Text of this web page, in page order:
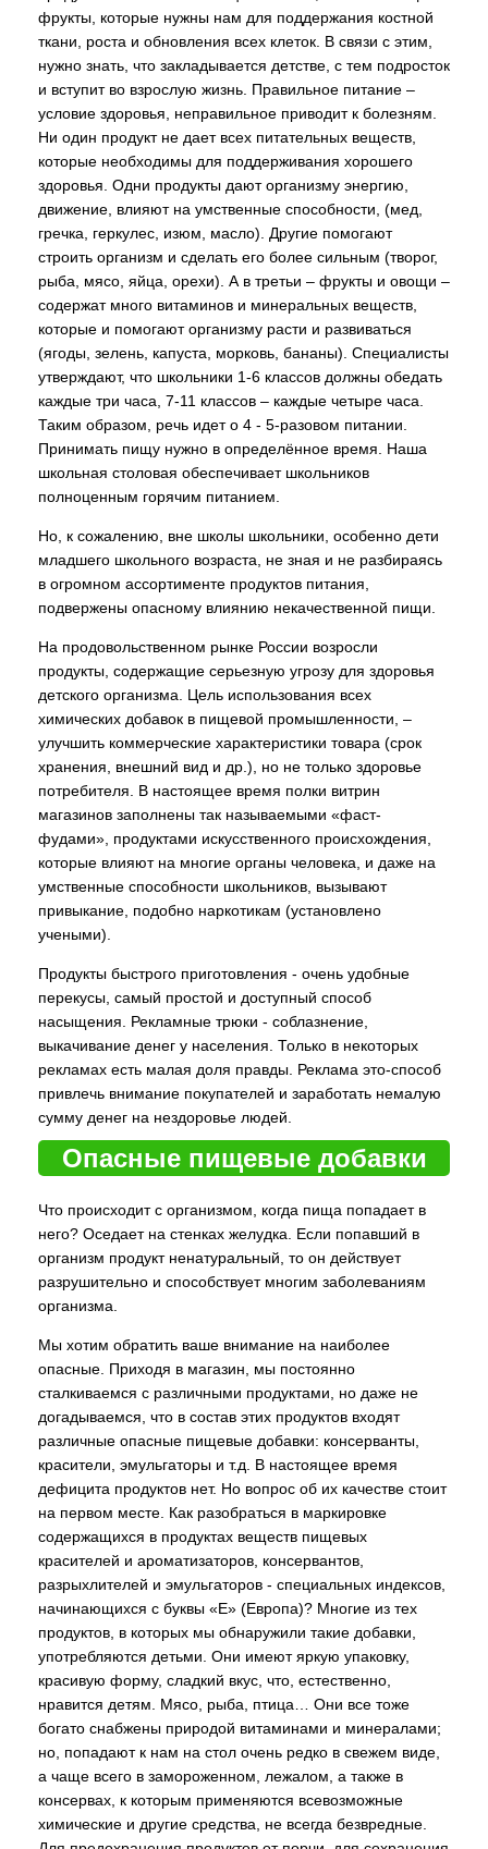
фрукты, которые нужны нам для поддержания костной
ткани, роста и обновления всех клеток. В связи с этим,
нужно знать, что закладывается детстве, с тем подросток
и вступит во взрослую жизнь. Правильное питание –
условие здоровья, неправильное приводит к болезням.
Ни один продукт не дает всех питательных веществ,
которые необходимы для поддерживания хорошего
здоровья. Одни продукты дают организму энергию,
движение, влияют на умственные способности, (мед,
гречка, геркулес, изюм, масло). Другие помогают
строить организм и сделать его более сильным (творог,
рыба, мясо, яйца, орехи). А в третьи – фрукты и овощи –
содержат много витаминов и минеральных веществ,
которые и помогают организму расти и развиваться
(ягоды, зелень, капуста, морковь, бананы). Специалисты
утверждают, что школьники 1-6 классов должны обедать
каждые три часа, 7-11 классов – каждые четыре часа.
Таким образом, речь идет о 4 - 5-разовом питании.
Принимать пищу нужно в определённое время. Наша
школьная столовая обеспечивает школьников
полноценным горячим питанием.
Но, к сожалению, вне школы школьники, особенно дети
младшего школьного возраста, не зная и не разбираясь
в огромном ассортименте продуктов питания,
подвержены опасному влиянию некачественной пищи.
На продовольственном рынке России возросли
продукты, содержащие серьезную угрозу для здоровья
детского организма. Цель использования всех
химических добавок в пищевой промышленности, –
улучшить коммерческие характеристики товара (срок
хранения, внешний вид и др.), но не только здоровье
потребителя. В настоящее время полки витрин
магазинов заполнены так называемыми «фаст-
фудами», продуктами искусственного происхождения,
которые влияют на многие органы человека, и даже на
умственные способности школьников, вызывают
привыкание, подобно наркотикам (установлено
учеными).
Продукты быстрого приготовления - очень удобные
перекусы, самый простой и доступный способ
насыщения. Рекламные трюки - соблазнение,
выкачивание денег у населения. Только в некоторых
рекламах есть малая доля правды. Реклама это-способ
привлечь внимание покупателей и заработать немалую
сумму денег на нездоровье людей.
Опасные пищевые добавки
Что происходит с организмом, когда пища попадает в
него? Оседает на стенках желудка. Если попавший в
организм продукт ненатуральный, то он действует
разрушительно и способствует многим заболеваниям
организма.
Мы хотим обратить ваше внимание на наиболее
опасные. Приходя в магазин, мы постоянно
сталкиваемся с различными продуктами, но даже не
догадываемся, что в состав этих продуктов входят
различные опасные пищевые добавки: консерванты,
красители, эмульгаторы и т.д. В настоящее время
дефицита продуктов нет. Но вопрос об их качестве стоит
на первом месте. Как разобраться в маркировке
содержащихся в продуктах веществ пищевых
красителей и ароматизаторов, консервантов,
разрыхлителей и эмульгаторов - специальных индексов,
начинающихся с буквы «Е» (Европа)? Многие из тех
продуктов, в которых мы обнаружили такие добавки,
употребляются детьми. Они имеют яркую упаковку,
красивую форму, сладкий вкус, что, естественно,
нравится детям. Мясо, рыба, птица… Они все тоже
богато снабжены природой витаминами и минералами;
но, попадают к нам на стол очень редко в свежем виде,
а чаще всего в замороженном, лежалом, а также в
консервах, к которым применяются всевозможные
химические и другие средства, не всегда безвредные.